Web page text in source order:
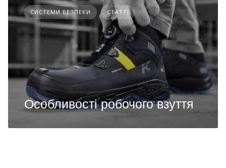
СИСТЕМИ БЕЗПЕКИ СТАТТІ
Особливості робочого взуття